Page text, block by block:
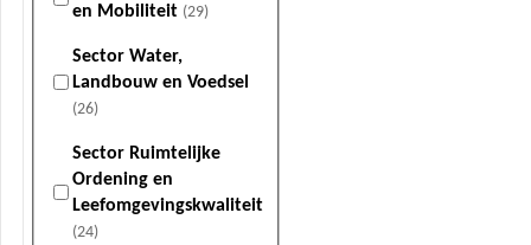
en Mobiliteit (29)
Sector Water,
Landbouw en Voedsel
(26)
Sector Ruimtelijke
Ordening en
Leefomgevingskwaliteit
(24)